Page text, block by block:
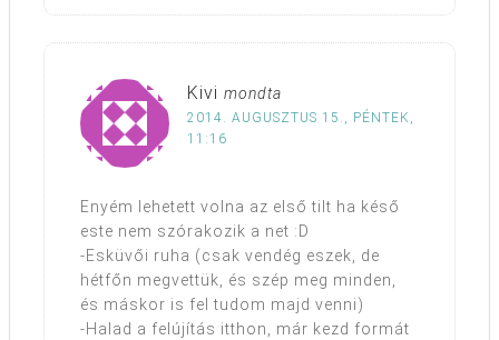
Kivi mondta
2014. AUGUSZTUS 15., PÉNTEK,
11:16
Enyém lehetett volna az első tilt ha késő
este nem szórakozik a net :D
-Esküvői ruha (csak vendég eszek, de
hétfőn megvettük, és szép meg minden,
és máskor is fel tudom majd venni)
-Halad a felújítás itthon, már kezd formát